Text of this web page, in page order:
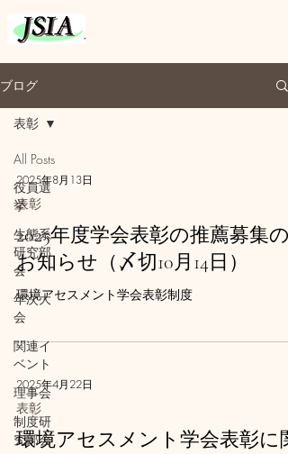
ブログ
All Posts
役員選
挙
生態系
研究部
会
年次大
会
関連イ
ベント
理事会
制度研
究部会
表彰
2025年8月13日
表彰
2025年度学会表彰の推薦募集の
お知らせ（〆切10月14日）
環境アセスメント学会表彰制度
2025年4月22日
表彰
環境アセスメント学会表彰に関